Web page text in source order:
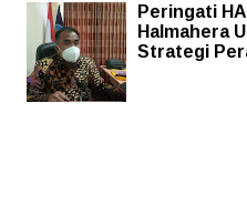
Peringati
Halmahera
Strategi